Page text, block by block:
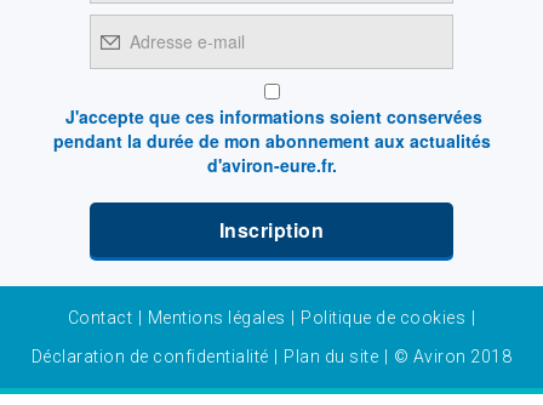
J'accepte que ces informations soient conservées
pendant la durée de mon abonnement aux actualités
d'aviron-eure.fr.
Contact | Mentions légales | Politique de cookies |
Déclaration de confidentialité | Plan du site | © Aviron 2018